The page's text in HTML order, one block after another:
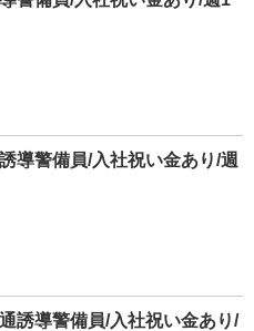
導警備員/入社祝い金あり/週
誘導警備員/入社祝い金あり/